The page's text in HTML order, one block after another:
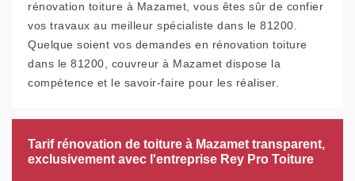
rénovation toiture à Mazamet, vous êtes sûr de confier
vos travaux au meilleur spécialiste dans le 81200.
Quelque soient vos demandes en rénovation toiture
dans le 81200, couvreur à Mazamet dispose la
compétence et le savoir-faire pour les réaliser.
Tarif rénovation de toiture à Mazamet transparent,
exclusivement avec l'entreprise Rey Pro Toiture